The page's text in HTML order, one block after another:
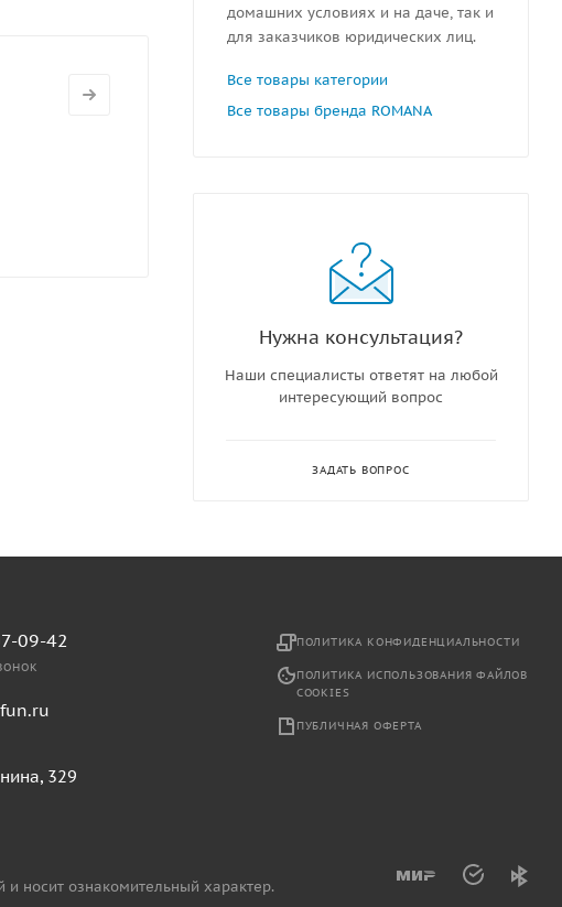
домашних условиях и на даче, так и
для заказчиков юридических лиц.
Все товары категории
Все товары бренда ROMANA
Нужна консультация?
Наши специалисты ответят на любой
интересующий вопрос
ЗАДАТЬ ВОПРОС
09-42
329
ПОЛИТИКА КОНФИДЕНЦИАЛЬНОСТИ
ПОЛИТИКА ИСПОЛЬЗОВАНИЯ ФАЙЛОВ
COOKIES
ПУБЛИЧНАЯ ОФЕРТА
носит ознакомительный характер.